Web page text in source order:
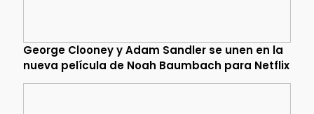
George Clooney y Adam Sandler se unen en la
nueva película de Noah Baumbach para Netflix